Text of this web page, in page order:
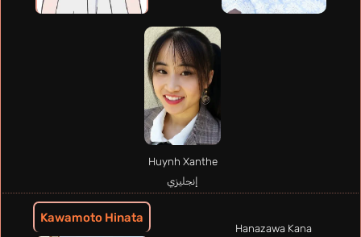
Huynh Xanthe
إنجليزي
Kawamoto Hinata
Hanazawa Kana